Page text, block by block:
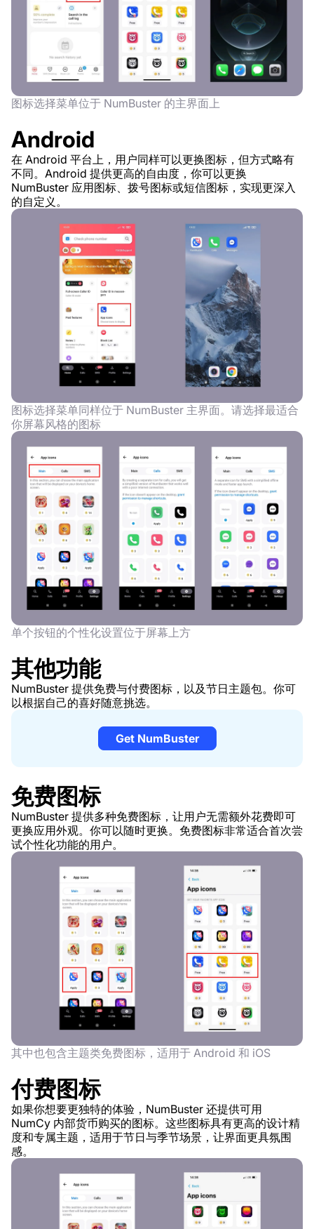
图标选择菜单位于 NumBuster 的主界面上
Android
在 Android 平台上，用户同样可以更换图标，但方式略有
不同。Android 提供更高的自由度，你可以更换
NumBuster 应用图标、拨号图标或短信图标，实现更深入
的自定义。
图标选择菜单同样位于 NumBuster 主界面。请选择最适合
你屏幕风格的图标
单个按钮的个性化设置位于屏幕上方
其他功能
NumBuster 提供免费与付费图标，以及节日主题包。你可
以根据自己的喜好随意挑选。
Get NumBuster
免费图标
NumBuster 提供多种免费图标，让用户无需额外花费即可
更换应用外观。你可以随时更换。免费图标非常适合首次尝
试个性化功能的用户。
其中也包含主题类免费图标，适用于 Android 和 iOS
付费图标
如果你想要更独特的体验，NumBuster 还提供可用
NumCy 内部货币购买的图标。这些图标具有更高的设计精
度和专属主题，适用于节日与季节场景，让界面更具氛围
感。